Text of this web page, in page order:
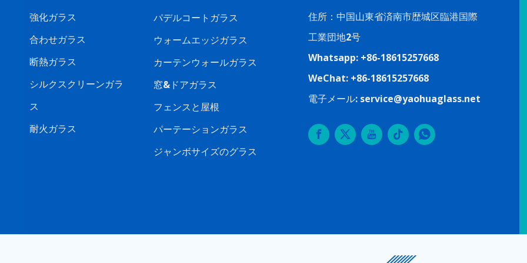
強化ガラス
合わせガラス
断熱ガラス
シルクスクリーンガラ
ス
耐火ガラス
パデルコートガラス
ウォームエッジガラス
カーテンウォールガラス
窓&ドアガラス
フェンスと屋根
パーテーションガラス
ジャンボサイズのグラス
住所：中国山東省済南市歴城区臨港国際
工業団地2号
Whatsapp: +86-18615257668
WeChat: +86-18615257668
電子メール: service@yaohuaglass.net